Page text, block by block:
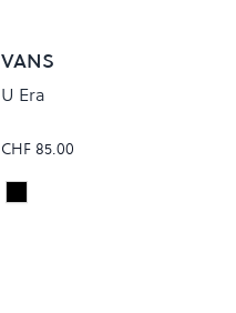
VANS
U Era
CHF 85.00
Colour
Black